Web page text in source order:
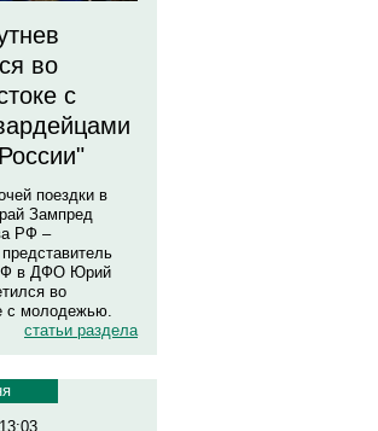
во
с
поездки в
Зампред
РФ –
в ДФО Юрий
во
с молодежью.
статьи раздела